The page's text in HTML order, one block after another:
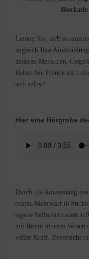
Lernen Sie, sich so
zugleich Ihre
anderen Menschen,
Haben Sie Freude am
sich selbst!
Hier eine Hörprobe
Durch die Anwendung
echten Mehrwert in
eigene Selbstvertrauen
mit Ihrem inneren Wesen
voller Kraft, Zuversicht